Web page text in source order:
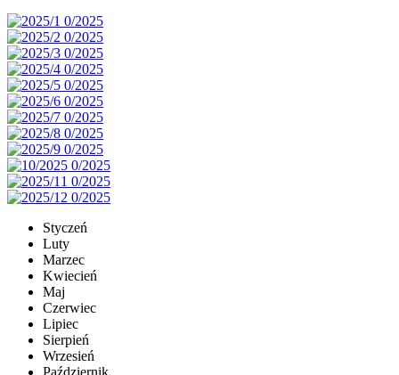
Styczeń
Luty
Marzec
Kwiecień
Maj
Czerwiec
Lipiec
Sierpień
Wrzesień
Październik